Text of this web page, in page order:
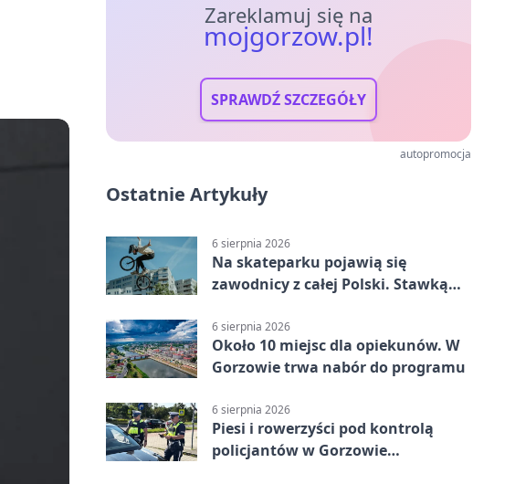
Zareklamuj się na
mojgorzow.pl!
SPRAWDŹ SZCZEGÓŁY
autopromocja
Ostatnie Artykuły
6 sierpnia 2026
Na skateparku pojawią się
zawodnicy z całej Polski. Stawką
6 sierpnia 2026
Około 10 miejsc dla opiekunów. W
Gorzowie trwa nabór do programu
6 sierpnia 2026
Piesi i rowerzyści pod kontrolą
policjantów w Gorzowie